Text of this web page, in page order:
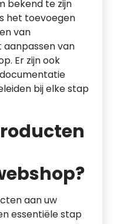
bekend te zijn
het toevoegen
van
van
Er zijn ook
bij elke stap
aan uw
essentiële stap